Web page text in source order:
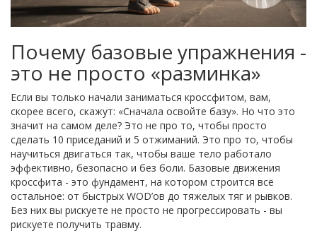
Почему базовые упражнения -
это не просто «разминка»
Если вы только начали заниматься кроссфитом, вам,
скорее всего, скажут: «Сначала освойте базу». Но что это
значит на самом деле? Это не про то, чтобы просто
сделать 10 приседаний и 5 отжиманий. Это про то, чтобы
научиться двигаться так, чтобы ваше тело работало
эффективно, безопасно и без боли. Базовые движения
кроссфита - это фундамент, на котором строится всё
остальное: от быстрых WOD’ов до тяжелых тяг и рывков.
Без них вы рискуете не просто не прогрессировать - вы
рискуете получить травму.